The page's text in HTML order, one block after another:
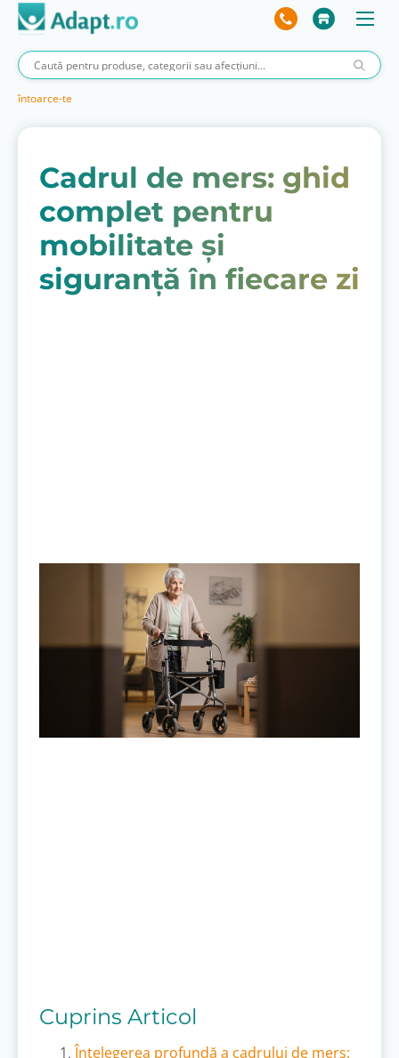
întoarce-te
Cadrul de mers: ghid
complet pentru
mobilitate și
siguranță în fiecare zi
Cuprins Articol
Înțelegerea profundă a cadrului de mers: